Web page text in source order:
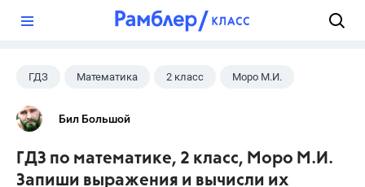
ГДЗ Математика 2 класс Моро М.И.
Бил Большой
ГДЗ по математике, 2 класс, Моро М.И.
Запиши выражения и вычисли их